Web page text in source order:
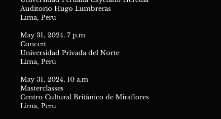
Auditorio Hugo Lumbreras
Lima, Peru
May 31, 2024. 7 p.m
Concert
Universidad Privada del Norte
Lima, Peru
May 31, 2024. 10 a.m
Masterclasses
Centro Cultural Británico de Miraflores
Lima, Peru